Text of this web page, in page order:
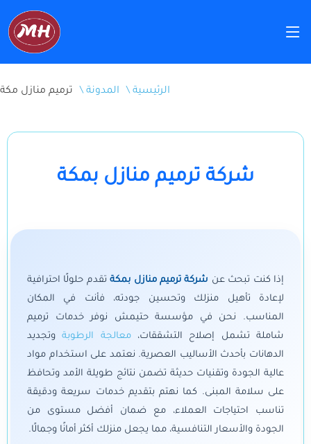
ترميم منازل مكة \ المدونة \ الرئيسية
شركة ترميم منازل بمكة
إذا كنت تبحث عن شركة ترميم منازل بمكةتقدم حلولًا احترافية
لإعادة تأهيل منزلك وتحسين جودته، فأنت في المكان
المناسب. نحن في مؤسسة حتيمش نوفر خدمات ترميم
شاملة تشمل إصلاح التشققات،معالجة الرطوبةوتجديد
الدهانات بأحدث الأساليب العصرية. نعتمد على استخدام مواد
عالية الجودة وتقنيات حديثة تضمن نتائج طويلة الأمد وتحافظ
على سلامة المبنى. كما نهتم بتقديم خدمات سريعة ودقيقة
تناسب احتياجات العملاء، مع ضمان أفضل مستوى من
الجودة والأسعار التنافسية، مما يجعل منزلك أكثر أمانًا وجمالًا.